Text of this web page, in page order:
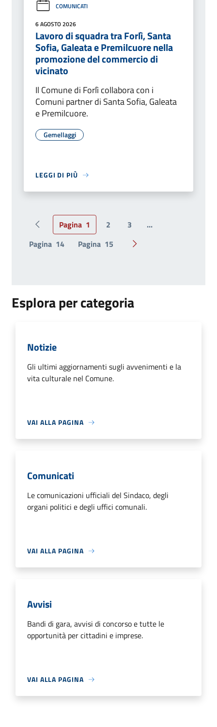
COMUNICATI
6 AGOSTO 2026
Lavoro di squadra tra Forlì, Santa
Sofia, Galeata e Premilcuore nella
promozione del commercio di
vicinato
Il Comune di Forlì collabora con i
Comuni partner di Santa Sofia, Galeata
e Premilcuore.
Gemellaggi
LEGGI DI PIÙ
Pagina precedente
Pagina 1 2 3
...
Pagina 14 Pagina 15 Pagina successiva
Esplora per categoria
Notizie
Gli ultimi aggiornamenti sugli avvenimenti e la
vita culturale nel Comune.
VAI ALLA PAGINA
Comunicati
Le comunicazioni ufficiali del Sindaco, degli
organi politici e degli uffici comunali.
VAI ALLA PAGINA
Avvisi
Bandi di gara, avvisi di concorso e tutte le
opportunità per cittadini e imprese.
VAI ALLA PAGINA